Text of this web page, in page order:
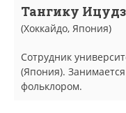
Тангику
(Хоккайдо, Япония)
Сотрудник
(Япония).
фольклором.